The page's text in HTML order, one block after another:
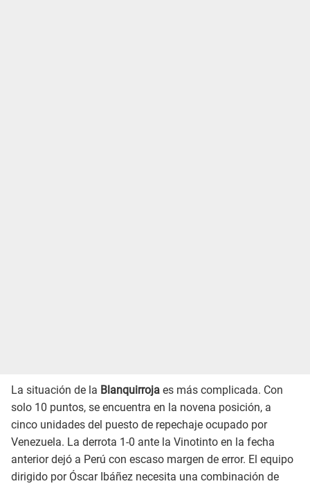
La situación de la Blanquirroja es más complicada. Con
solo 10 puntos, se encuentra en la novena posición, a
cinco unidades del puesto de repechaje ocupado por
Venezuela. La derrota 1-0 ante la Vinotinto en la fecha
anterior dejó a Perú con escaso margen de error. El equipo
dirigido por Óscar Ibáñez necesita una combinación de